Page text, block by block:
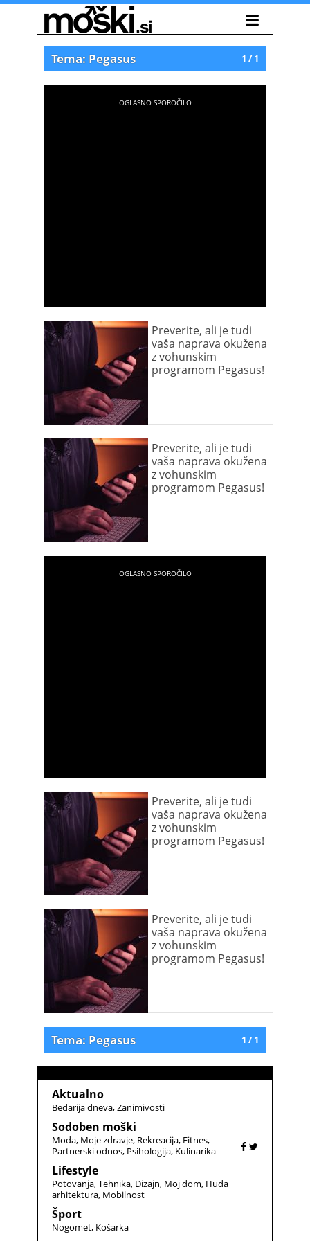
1 / 1
Tema: Pegasus
Preverite, ali je tudi
vaša naprava okužena
z vohunskim
programom Pegasus!
Preverite, ali je tudi
vaša naprava okužena
z vohunskim
programom Pegasus!
Preverite, ali je tudi
vaša naprava okužena
z vohunskim
programom Pegasus!
Preverite, ali je tudi
vaša naprava okužena
z vohunskim
programom Pegasus!
1 / 1
Tema: Pegasus
Aktualno
Bedarija dneva Zanimivosti
Sodoben moški
Moda Moje zdravje Rekreacija Fitnes
Partnerski odnos Psihologija Kulinarika
Lifestyle
Potovanja Tehnika Dizajn Moj dom Huda
arhitektura Mobilnost
Šport
Nogomet Košarka